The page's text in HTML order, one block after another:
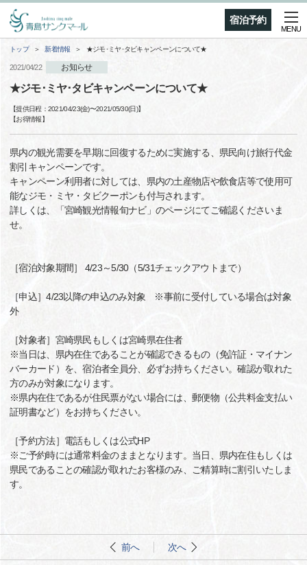
宿泊予約
MENU
トップ 新着情報 ★ジモ･ミヤ･タビキャンペーンについて★
2021/04/22 お知らせ
★ジモ･ミヤ･タビキャンペーンについて★
【提供日程： 2021/04/23(金)〜2021/05/30(日)】
【お得情報】
県内の観光需要を早期に回復するために実施する、県民向け旅行代金
割引キャンペーンです。
キャンペーン利用者に対しては、県内の土産物店や飲食店等で使用可
能なジモ・ミヤ・タビクーポンも付与されます。
詳しくは、「宮崎観光情報旬ナビ」のページにてご確認くださいま
せ。
［宿泊対象期間］ 4/23～5/30（5/31チェックアウトまで）
［申込］4/23以降の申込のみ対象 ※事前に受付している場合は対象
外
［対象者］宮崎県民もしくは宮崎県在住者
※当日は、県内在住であることが確認できるもの（免許証・マイナン
バーカード）を、宿泊者全員分、必ずお持ちください。確認が取れた
方のみが対象になります。
※県内在住であるが住民票がない場合には、郵便物（公共料金支払い
証明書など）をお持ちください。
［予約方法］電話もしくは公式HP
※ご予約時には通常料金のままとなります。当日、県内在住もしくは
県民であることの確認が取れたお客様のみ、ご精算時に割引いたしま
す。
前へ 次へ